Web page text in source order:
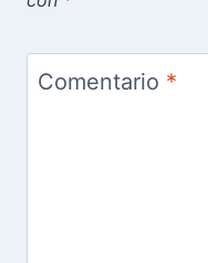
Comentario *